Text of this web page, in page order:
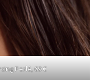
Perlé, 69 €